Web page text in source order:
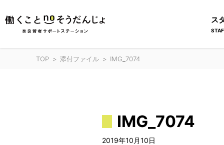
ス
TOP 添付ファイル IMG_7074
IMG_7074
2019年10月10日